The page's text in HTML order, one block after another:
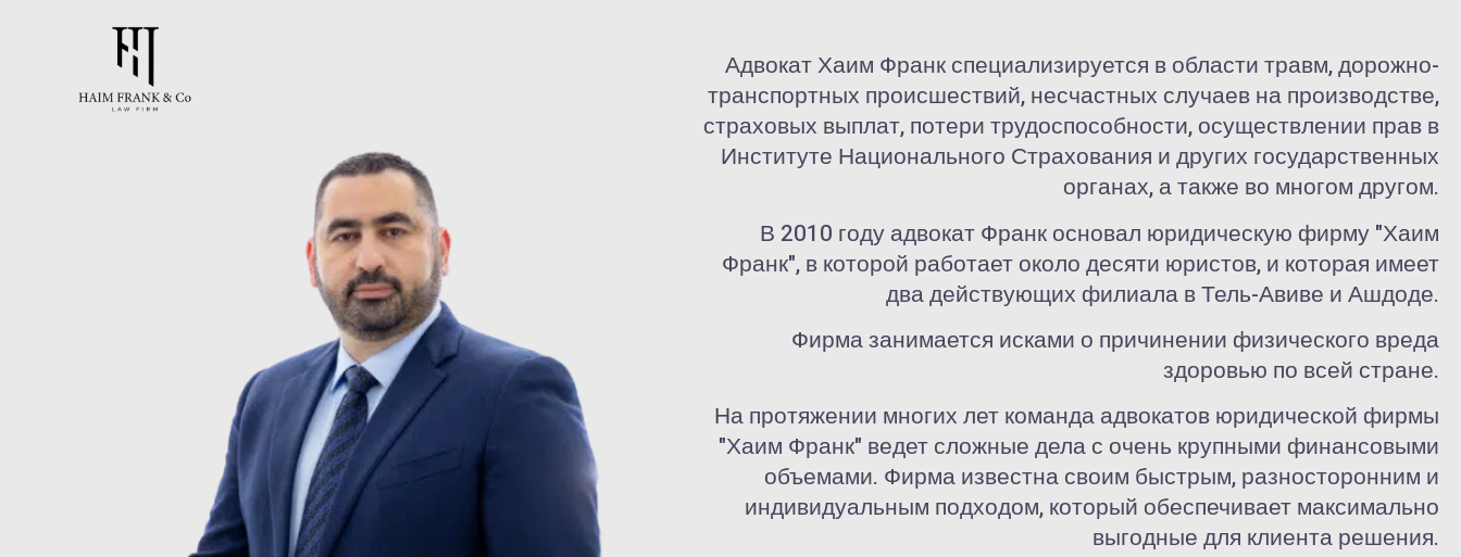
Адвокат Хаим Франк специализируется в области травм, дорожно-
транспортных происшествий, несчастных случаев на производстве,
страховых выплат, потери трудоспособности, осуществлении прав в
Институте Национального Страхования и других государственных
органах, а также во многом другом.
В 2010 году адвокат Франк основал юридическую фирму "Хаим
Франк", в которой работает около десяти юристов, и которая имеет
два действующих филиала в Тель-Авиве и Ашдоде.
Фирма занимается исками о причинении физического вреда
здоровью по всей стране.
На протяжении многих лет команда адвокатов юридической фирмы
"Хаим Франк" ведет сложные дела с очень крупными финансовыми
объемами. Фирма известна своим быстрым, разносторонним и
индивидуальным подходом, который обеспечивает максимально
выгодные для клиента решения.